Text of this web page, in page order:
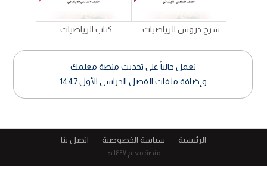
شرح دروس الرياضيات كتاب الرياضيات
نعمل حالياً على تحديث منصة معلمك
وإضافة ملفات الفصل الدراسي الأول 1447
الرئيسية سياسة الخصوصية اتصل بنا
منصة معلم ١٤٤٧ هـ